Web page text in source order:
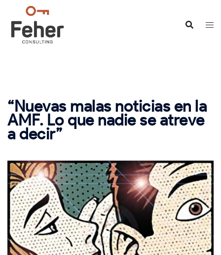
contenido
“Nuevas malas noticias en la
AMF. Lo que nadie se atreve
a decir”